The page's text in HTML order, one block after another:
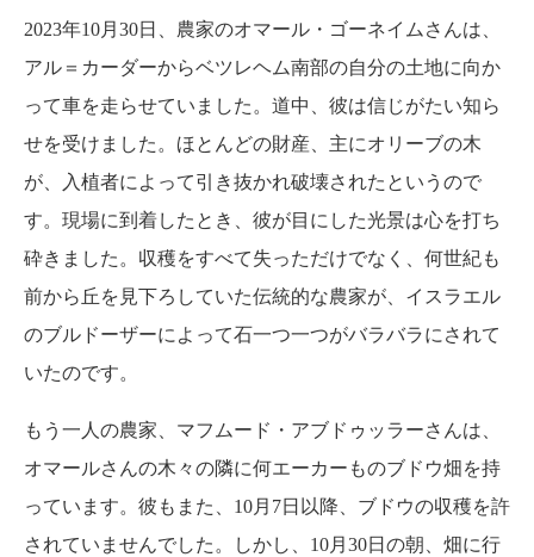
2023年10月30日、農家のオマール・ゴーネイムさんは、
アル＝カーダーからベツレヘム南部の自分の土地に向か
って車を走らせていました。道中、彼は信じがたい知ら
せを受けました。ほとんどの財産、主にオリーブの木
が、入植者によって引き抜かれ破壊されたというので
す。現場に到着したとき、彼が目にした光景は心を打ち
砕きました。収穫をすべて失っただけでなく、何世紀も
前から丘を見下ろしていた伝統的な農家が、イスラエル
のブルドーザーによって石一つ一つがバラバラにされて
いたのです。
もう一人の農家、マフムード・アブドゥッラーさんは、
オマールさんの木々の隣に何エーカーものブドウ畑を持
っています。彼もまた、10月7日以降、ブドウの収穫を許
されていませんでした。しかし、10月30日の朝、畑に行